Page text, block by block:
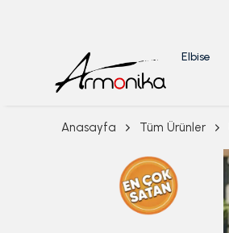
Elbise
Anasayfa Tüm Ürünler